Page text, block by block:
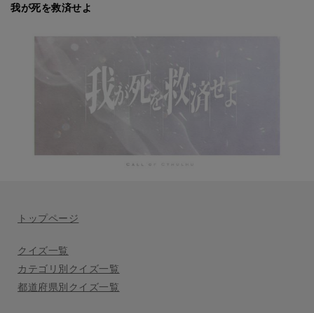
我が死を救済せよ
トップページ
クイズ一覧
カテゴリ別クイズ一覧
都道府県別クイズ一覧